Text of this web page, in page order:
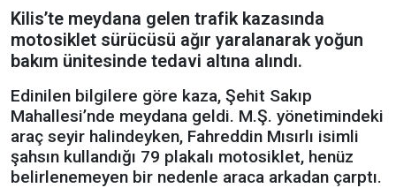
Kilis’te meydana gelen trafik kazasında
motosiklet sürücüsü ağır yaralanarak yoğun
bakım ünitesinde tedavi altına alındı.
Edinilen bilgilere göre kaza, Şehit Sakıp
Mahallesi’nde meydana geldi. M.Ş. yönetimindeki
araç seyir halindeyken, Fahreddin Mısırlı isimli
şahsın kullandığı 79 plakalı motosiklet, henüz
belirlenemeyen bir nedenle araca arkadan çarptı.